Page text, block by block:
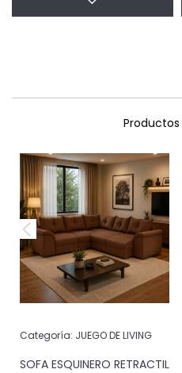
Categoría: JUEGO DE LIVING
SOFA ESQUINERO RETRACTIL